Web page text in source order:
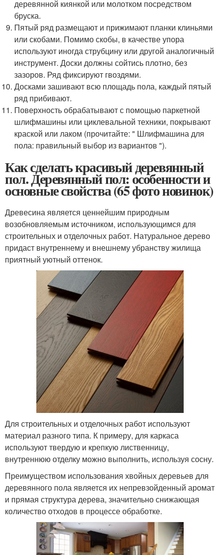
деревянной киянкой или молотком посредством
бруска.
Пятый ряд размещают и прижимают планки клиньями
или скобами. Помимо скобы, в качестве упора
используют иногда струбцину или другой аналогичный
инструмент. Доски должны сойтись плотно, без
зазоров. Ряд фиксируют гвоздями.
Досками зашивают всю площадь пола, каждый пятый
ряд прибивают.
Поверхность обрабатывают с помощью паркетной
шлифмашины или циклевальной техники, покрывают
краской или лаком (прочитайте: " Шлифмашина для
пола: правильный выбор из вариантов ").
Как сделать красивый деревянный
пол. Деревянный пол: особенности и
основные свойства (65 фото новинок)
Древесина является ценнейшим природным
возобновляемым источником, использующимся для
строительных и отделочных работ. Натуральное дерево
придаст внутреннему и внешнему убранству жилища
приятный уютный оттенок.
Для строительных и отделочных работ используют
материал разного типа. К примеру, для каркаса
используют твердую и крепкую лиственницу,
внутреннюю отделку можно выполнить, используя сосну.
Преимуществом использования хвойных деревьев для
деревянного пола является их непревзойденный аромат
и прямая структура дерева, значительно снижающая
количество отходов в процессе обработке.